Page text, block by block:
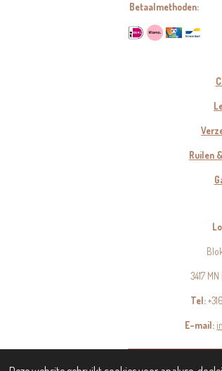
Betaalmethoden:
Ruilen
3417
Tel:
E-mail:
© 2023 - 2026 LoLifa